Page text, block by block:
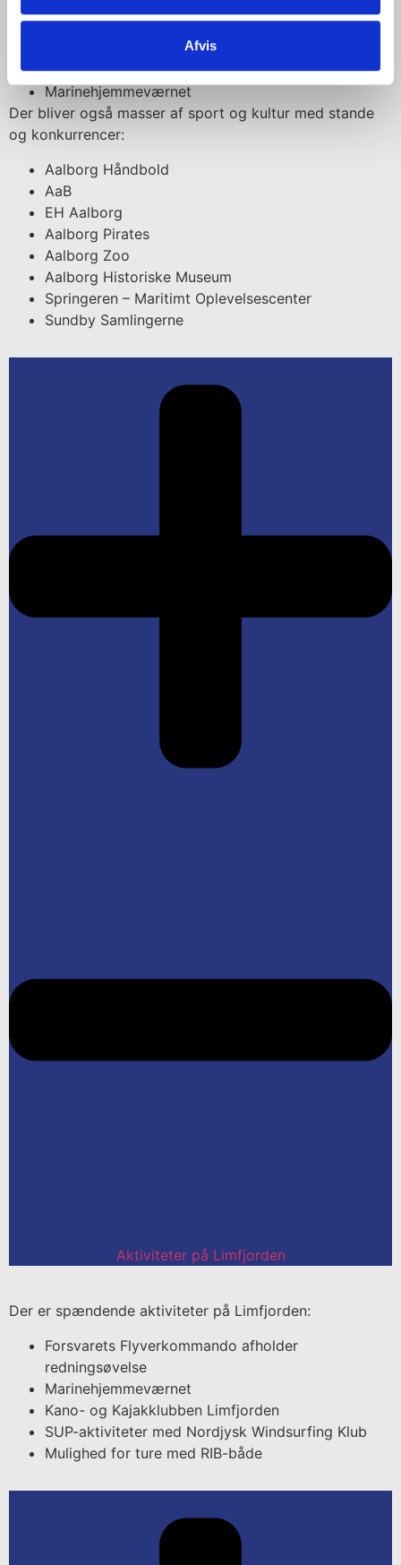
Afvis
Sterke
Hjemmeværnsdistrikt Nordjylland
Marinehjemmeværnet
Der bliver også masser af sport og kultur med stande
og konkurrencer:
Aalborg Håndbold
AaB
EH Aalborg
Aalborg Pirates
Aalborg Zoo
Aalborg Historiske Museum
Springeren – Maritimt Oplevelsescenter
Sundby Samlingerne
Aktiviteter på Limfjorden
Der er spændende aktiviteter på Limfjorden:
Forsvarets Flyverkommando afholder
redningsøvelse
Marinehjemmeværnet
Kano- og Kajakklubben Limfjorden
SUP-aktiviteter med Nordjysk Windsurfing Klub
Mulighed for ture med RIB-både